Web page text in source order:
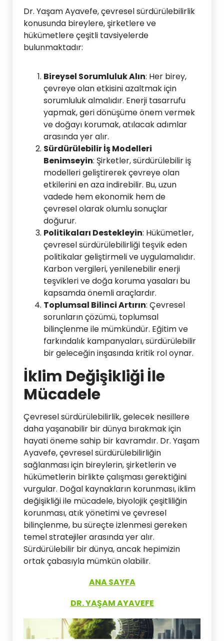
Dr. Yaşam Ayavefe, çevresel sürdürülebilirlik
konusunda bireylere, şirketlere ve
hükümetlere çeşitli tavsiyelerde
bulunmaktadır:
Bireysel Sorumluluk Alın: Her birey,
çevreye olan etkisini azaltmak için
sorumluluk almalıdır. Enerji tasarrufu
yapmak, geri dönüşüme önem vermek
ve doğayı korumak, atılacak adımlar
arasında yer alır.
Sürdürülebilir İş Modelleri
Benimseyin: Şirketler, sürdürülebilir iş
modelleri geliştirerek çevreye olan
etkilerini en aza indirebilir. Bu, uzun
vadede hem ekonomik hem de
çevresel olarak olumlu sonuçlar
doğurur.
Politikaları Destekleyin: Hükümetler,
çevresel sürdürülebilirliği teşvik eden
politikalar geliştirmeli ve uygulamalıdır.
Karbon vergileri, yenilenebilir enerji
teşvikleri ve doğa koruma yasaları bu
kapsamda önemli araçlardır.
Toplumsal Bilinci Artırın: Çevresel
sorunların çözümü, toplumsal
bilinçlenme ile mümkündür. Eğitim ve
farkındalık kampanyaları, sürdürülebilir
bir geleceğin inşasında kritik rol oynar.
İklim Değişikliği İle
Mücadele
Çevresel sürdürülebilirlik, gelecek nesillere
daha yaşanabilir bir dünya bırakmak için
hayati öneme sahip bir kavramdır. Dr. Yaşam
Ayavefe, çevresel sürdürülebilirliğin
sağlanması için bireylerin, şirketlerin ve
hükümetlerin birlikte çalışması gerektiğini
vurgular. Doğal kaynakların korunması, iklim
değişikliği ile mücadele, biyolojik çeşitliliğin
korunması, atık yönetimi ve çevresel
bilinçlenme, bu süreçte izlenmesi gereken
temel stratejiler arasında yer alır.
Sürdürülebilir bir dünya, ancak hepimizin
ortak çabasıyla mümkün olabilir.
ANA SAYFA
DR. YAŞAM AYAVEFE